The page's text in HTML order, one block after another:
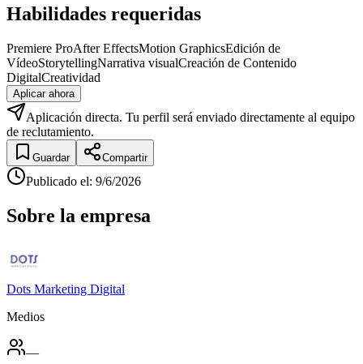
Habilidades requeridas
Premiere ProAfter EffectsMotion GraphicsEdición de
VídeoStorytellingNarrativa visualCreación de Contenido
DigitalCreatividad
Aplicar ahora
Aplicación directa. Tu perfil será enviado directamente al equipo
de reclutamiento.
Guardar Compartir
Publicado el: 9/6/2026
Sobre la empresa
Dots Marketing Digital
Medios
—